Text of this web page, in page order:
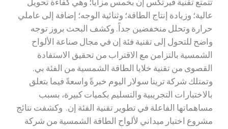
عالية؛ وزيادة إنتاج الطاقة؛ وثنائية الوجه؛ إضافة إلى عاملي
حرارة وتحلل منخفضين جداً. وكشف البحث بروز توجه
واضح للتحول إلى تقنية فئة إن في مجال صناعة الألواح
الشمسية بالتزامن مع الاقتراب من تحقيق الاستفادة
القصوى من تقنية خلايا الطاقة الشمسية من الفئة بي.
وتمتلك شركة ترينا سولار اليوم خبرةً واسعةً فيما بتعلق
بالاختبارات التجريبية والتسليم بكميات كبيرة، بسبب
مساهماتها الفاعلة في تطوير تقنية الفئة إن. وكشفت نتائج
مشروع اختبار ميداني لألواح الطاقة الشمسية من شركة